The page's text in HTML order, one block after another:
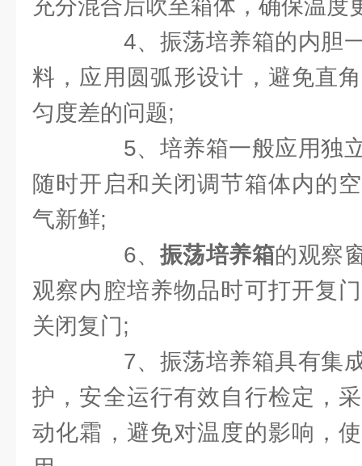
充分混合后吹至箱体，确保温度
4、振荡培养箱的内胆一
料，应用圆弧形设计，避免直
匀度差的问题;
5、培养箱一般应用独立
随时开启和关闭调节箱体内的
气新鲜;
6、 振荡培养箱的观察
观察内腔培养物品时可打开复
关闭复门;
7、振荡培养箱具有集成
护，安全运行有效自行检定，
动化霜，避免对温度的影响，